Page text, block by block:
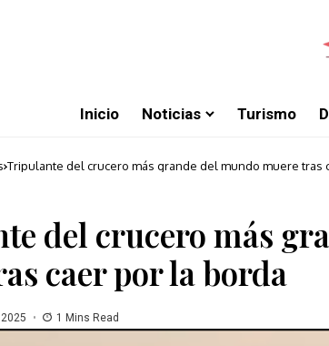
Inicio Noticias Turismo
Tripulante del crucero más grande del mundo muere tras
del crucero más
caer por la borda
1 Mins Read